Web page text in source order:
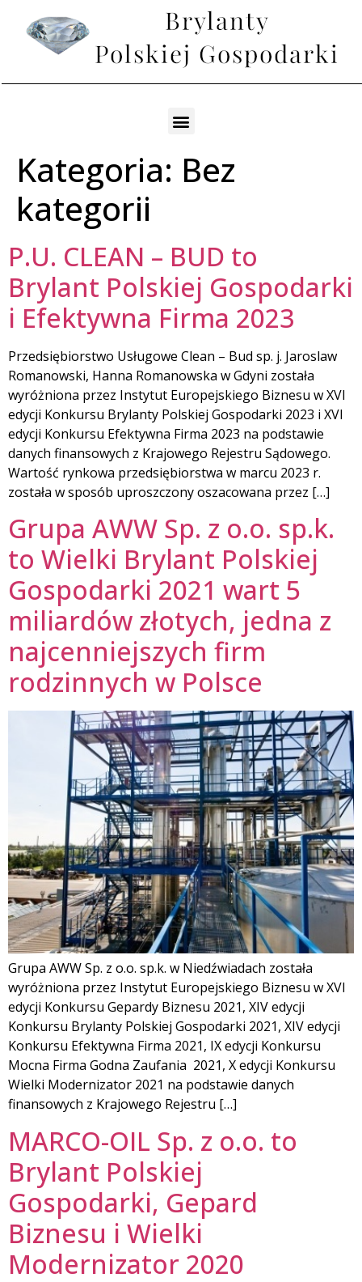
Kategoria: Bez
kategorii
P.U. CLEAN – BUD to
Brylant Polskiej Gospodarki
i Efektywna Firma 2023
Przedsiębiorstwo Usługowe Clean – Bud sp. j. Jaroslaw
Romanowski, Hanna Romanowska w Gdyni została
wyróżniona przez Instytut Europejskiego Biznesu w XVI
edycji Konkursu Brylanty Polskiej Gospodarki 2023 i XVI
edycji Konkursu Efektywna Firma 2023 na podstawie
danych finansowych z Krajowego Rejestru Sądowego.
Wartość rynkowa przedsiębiorstwa w marcu 2023 r.
została w sposób uproszczony oszacowana przez […]
Grupa AWW Sp. z o.o. sp.k.
to Wielki Brylant Polskiej
Gospodarki 2021 wart 5
miliardów złotych, jedna z
najcenniejszych firm
rodzinnych w Polsce
Grupa AWW Sp. z o.o. sp.k. w Niedźwiadach została
wyróżniona przez Instytut Europejskiego Biznesu w XVI
edycji Konkursu Gepardy Biznesu 2021, XIV edycji
Konkursu Brylanty Polskiej Gospodarki 2021, XIV edycji
Konkursu Efektywna Firma 2021, IX edycji Konkursu
Mocna Firma Godna Zaufania 2021, X edycji Konkursu
Wielki Modernizator 2021 na podstawie danych
finansowych z Krajowego Rejestru […]
MARCO-OIL Sp. z o.o. to
Brylant Polskiej
Gospodarki, Gepard
Biznesu i Wielki
Modernizator 2020